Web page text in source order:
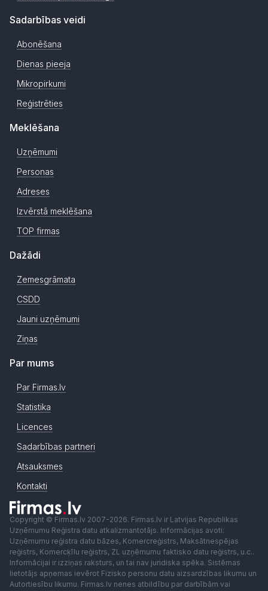
Sadarbības veidi
Abonēšana
Dienas pieeja
Mikropirkumi
Reģistrēties
Meklēšana
Uzņēmumi
Personas
Adreses
Izvērstā meklēšana
TOP firmas
Dažādi
Zemesgrāmata
CSDD
Jauni uzņēmumi
Ziņas
Par mums
Par Firmas.lv
Statistika
Licences
Sadarbības partneri
Atsauksmes
Kontakti
Copyright © Firmas.lv 2007-2026. Firmas.lv ir Latvijas Republikas
Uzņēmumu Reģistra datu atkalizmantotājs. Informācijas avoti:
Uzņēmumu reģistra datu bāzes, Komercreģistrs, Maksātnespējas
reģistrs, Komercķīlu reģistrs, ZL uzņēmumu faktisko datu reģistrs, u.c..
Informācijai ir izziņas raksturs, un tai nav juridiska spēka. Sistēmas
lietotājs apņemas ievērot Fizisko personu datu aizsardzības likumu un
Autortiesību likumu. Firmas.lv nenes atbildību par darbībām vai